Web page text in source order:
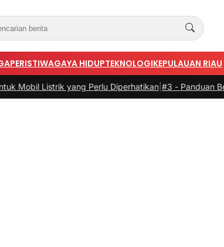
PERISTIWAGAYA HIDUPTEKNOLOGIKEPULAUAN RIAU
Perlu Diperhatikan|#3 -Panduan Belanja Online